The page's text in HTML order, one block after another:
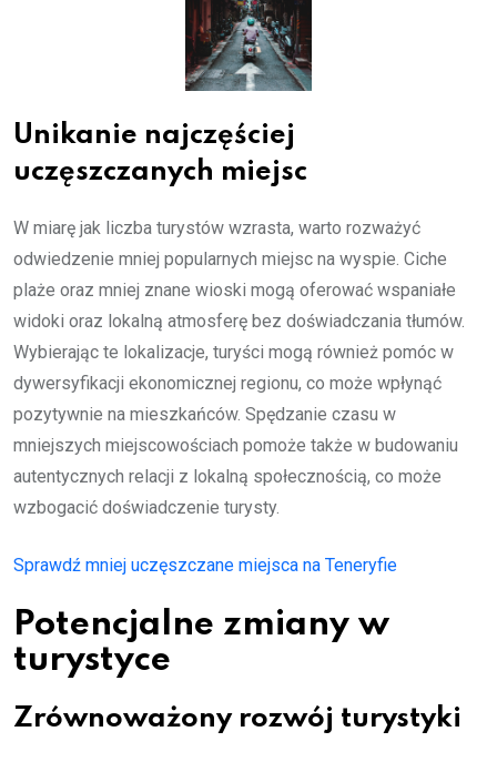
Unikanie najczęściej
uczęszczanych miejsc
W miarę jak liczba turystów wzrasta, warto rozważyć
odwiedzenie mniej popularnych miejsc na wyspie. Ciche
plaże oraz mniej znane wioski mogą oferować wspaniałe
widoki oraz lokalną atmosferę bez doświadczania tłumów.
Wybierając te lokalizacje, turyści mogą również pomóc w
dywersyfikacji ekonomicznej regionu, co może wpłynąć
pozytywnie na mieszkańców. Spędzanie czasu w
mniejszych miejscowościach pomoże także w budowaniu
autentycznych relacji z lokalną społecznością, co może
wzbogacić doświadczenie turysty.
Sprawdź mniej uczęszczane miejsca na Teneryfie
Potencjalne zmiany w
turystyce
Zrównoważony rozwój turystyki